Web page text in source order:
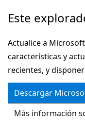
Ir
contenido
principal
Ir
la
navegación
en
la
página
Este
Actualice a
características y
recientes, y
Descargar
Más información